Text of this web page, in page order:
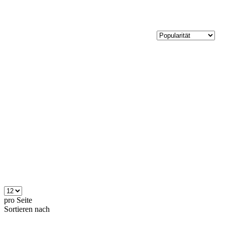
pro Seite
Sortieren nach